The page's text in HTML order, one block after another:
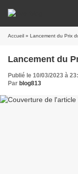
Accueil » Lancement du Prix
Lancement du
Publié le 10/03/2023 à
Par blog813